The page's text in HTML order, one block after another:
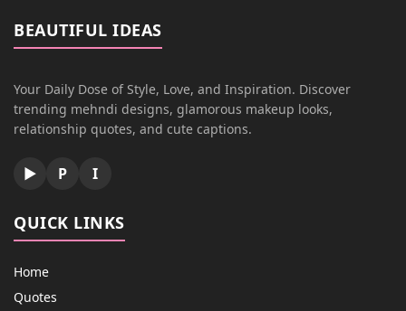
BEAUTIFUL IDEAS
Your Daily Dose of Style, Love, and Inspiration. Discover
trending mehndi designs, glamorous makeup looks,
relationship quotes, and cute captions.
▶ P I
QUICK LINKS
Home
Quotes